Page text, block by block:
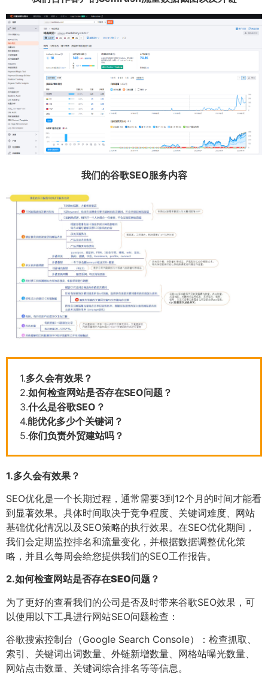
我们的谷歌SEO服务内容
1.多久会有效果？
2.如何检查网站是否存在SEO问题？
3.什么是谷歌SEO？
4.能优化多少个关键词？
5.你们负责外贸建站吗？
1.多久会有效果？
SEO优化是一个长期过程，通常需要3到12个月的时间才能看
到显著效果。具体时间取决于竞争程度、关键词难度、网站
基础优化情况以及SEO策略的执行效果。在SEO优化期间，
我们会定期监控排名和流量变化，并根据数据调整优化策
略，并且么每周会给您提供我们的SEO工作报告。
2.如何检查网站是否存在SEO问题？
为了更好的查看我们的公司是否及时带来谷歌SEO效果，可
以使用以下工具进行网站SEO问题检查：
谷歌搜索控制台（Google Search Console）：检查抓取、
索引、关键词出词数量、外链新增数量、网格站曝光数量、
网站点击数量、关键词综合排名等等信息。